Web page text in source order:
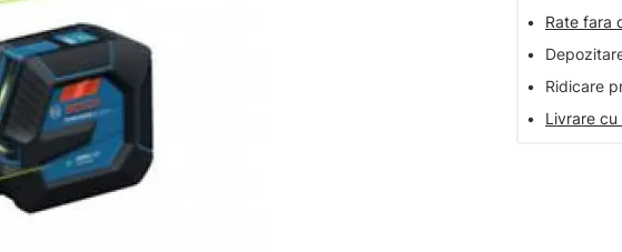
•
Rate fara
•
•
Ridicare
•
Livrare